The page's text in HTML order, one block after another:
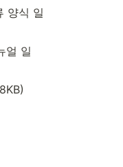
양식 일
얼 일